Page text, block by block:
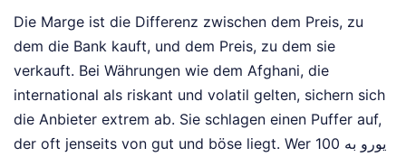
Die Marge ist die Differenz zwischen dem Preis, zu
dem die Bank kauft, und dem Preis, zu dem sie
verkauft. Bei Währungen wie dem Afghani, die
international als riskant und volatil gelten, sichern sich
die Anbieter extrem ab. Sie schlagen einen Puffer auf,
der oft jenseits von gut und böse liegt. Wer 100 یورو به